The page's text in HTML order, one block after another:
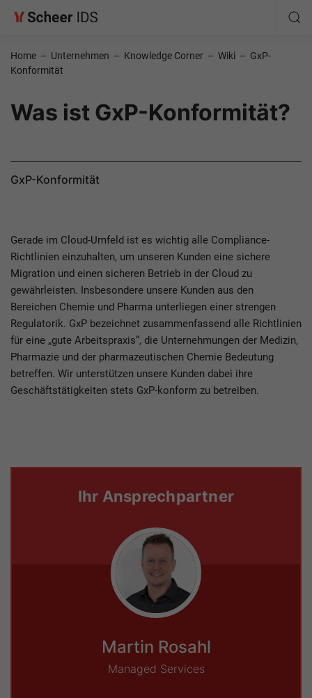
Home – Unternehmen – Knowledge Corner – Wiki – GxP-
Konformität
Was ist GxP-Konformität?
GxP-Konformität
Gerade im Cloud-Umfeld ist es wichtig alle Compliance-
Richtlinien einzuhalten, um unseren Kunden eine sichere
Migration und einen sicheren Betrieb in der Cloud zu
gewährleisten. Insbesondere unsere Kunden aus den
Bereichen Chemie und Pharma unterliegen einer strengen
Regulatorik. GxP bezeichnet zusammenfassend alle Richtlinien
für eine „gute Arbeitspraxis“, die Unternehmungen der Medizin,
Pharmazie und der pharmazeutischen Chemie Bedeutung
betreffen. Wir unterstützen unsere Kunden dabei ihre
Geschäftstätigkeiten stets GxP-konform zu betreiben.
Ihr Ansprechpartner
Martin Rosahl
Managed Services